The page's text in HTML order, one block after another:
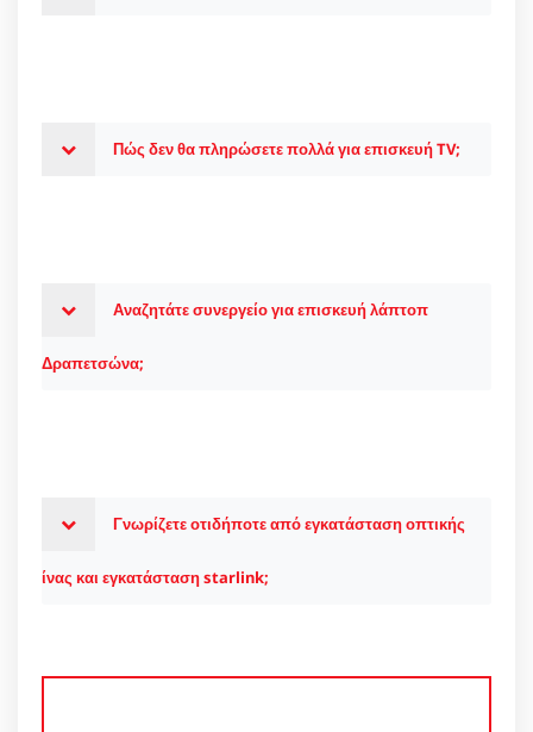
Πώς δεν θα πληρώσετε πολλά για επισκευή TV;
Αναζητάτε συνεργείο για επισκευή λάπτοπ
Δραπετσώνα;
Γνωρίζετε οτιδήποτε από εγκατάσταση οπτικής
ίνας και εγκατάσταση starlink;